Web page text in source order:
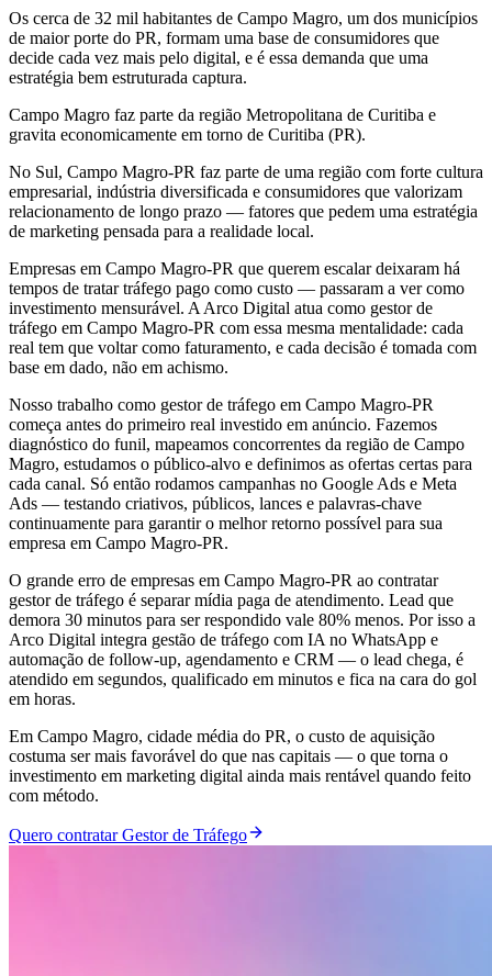
Os cerca de 32 mil habitantes de Campo Magro, um dos municípios
de maior porte do PR, formam uma base de consumidores que
decide cada vez mais pelo digital, e é essa demanda que uma
estratégia bem estruturada captura.
Campo Magro faz parte da região Metropolitana de Curitiba e
gravita economicamente em torno de Curitiba (PR).
No Sul, Campo Magro-PR faz parte de uma região com forte cultura
empresarial, indústria diversificada e consumidores que valorizam
relacionamento de longo prazo — fatores que pedem uma estratégia
de marketing pensada para a realidade local.
Empresas em Campo Magro-PR que querem escalar deixaram há
tempos de tratar tráfego pago como custo — passaram a ver como
investimento mensurável. A Arco Digital atua como gestor de
tráfego em Campo Magro-PR com essa mesma mentalidade: cada
real tem que voltar como faturamento, e cada decisão é tomada com
base em dado, não em achismo.
Nosso trabalho como gestor de tráfego em Campo Magro-PR
começa antes do primeiro real investido em anúncio. Fazemos
diagnóstico do funil, mapeamos concorrentes da região de Campo
Magro, estudamos o público-alvo e definimos as ofertas certas para
cada canal. Só então rodamos campanhas no Google Ads e Meta
Ads — testando criativos, públicos, lances e palavras-chave
continuamente para garantir o melhor retorno possível para sua
empresa em Campo Magro-PR.
O grande erro de empresas em Campo Magro-PR ao contratar
gestor de tráfego é separar mídia paga de atendimento. Lead que
demora 30 minutos para ser respondido vale 80% menos. Por isso a
Arco Digital integra gestão de tráfego com IA no WhatsApp e
automação de follow-up, agendamento e CRM — o lead chega, é
atendido em segundos, qualificado em minutos e fica na cara do gol
em horas.
Em Campo Magro, cidade média do PR, o custo de aquisição
costuma ser mais favorável do que nas capitais — o que torna o
investimento em marketing digital ainda mais rentável quando feito
com método.
Quero contratar Gestor de Tráfego